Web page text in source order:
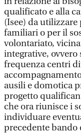
qualificato e alla
(Isee) da utilizzare
familiari o per il
volontariato,
integrative,
frequenza centri
ausili e domotica
progetto
che ora riunisce i
individuare
precedente